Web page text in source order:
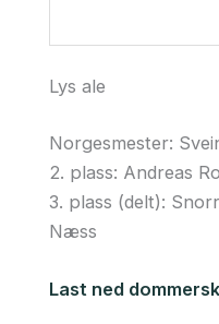
Lys ale
Norgesmester:
2. plass: Andreas
3. plass (delt):
Næss
Last ned